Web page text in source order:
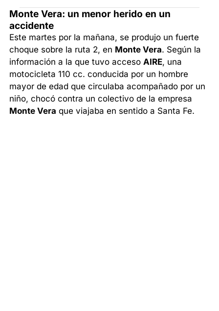
Monte Vera: un menor herido en un
accidente
Este martes por la mañana, se produjo un fuerte
choque sobre la ruta 2, en Monte Vera. Según la
información a la que tuvo accesoAIRE, una
motocicleta 110 cc. conducida por un hombre
mayor de edad que circulaba acompañado por un
niño, chocó contra un colectivo de la empresa
Monte Vera que viajaba en sentido a Santa Fe.